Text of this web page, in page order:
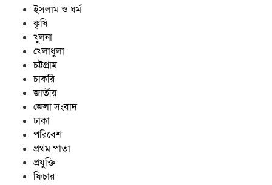
ইসলাম ও ধর্ম
কৃষি
খুলনা
খেলাধুলা
চট্টগ্রাম
চাকরি
জাতীয়
জেলা সংবাদ
ঢাকা
পরিবেশ
প্রথম পাতা
প্রযুক্তি
ফিচার